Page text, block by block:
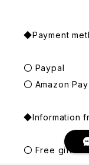
◆Payment
〇 Paypal
〇 Amazon Pay
◆Information
〇 Free gift